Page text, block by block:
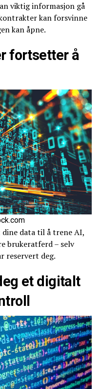
viktig informasjon gå
kan forsvinne
kan åpne.
fortsetter å
data til å trene AI,
brukeratferd – selv
reservert deg.
et digitalt